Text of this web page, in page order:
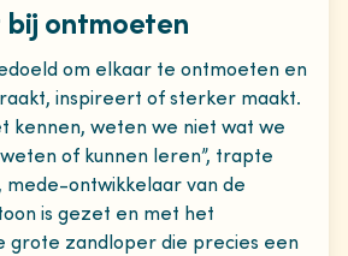
bij ontmoeten
om elkaar te ontmoeten en
inspireert of sterker maakt.
kennen, weten we niet wat we
of kunnen leren”, trapte
mede-ontwikkelaar van de
is gezet en met het
grote zandloper die precies een